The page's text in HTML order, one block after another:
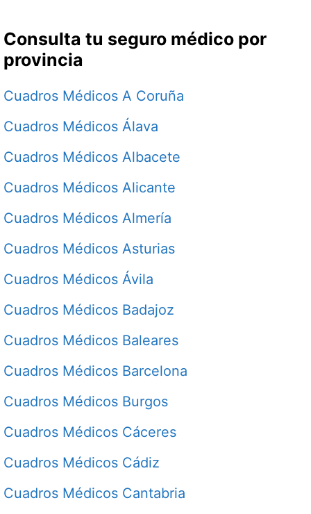
Consulta tu seguro médico por
provincia
Cuadros Médicos A Coruña
Cuadros Médicos Álava
Cuadros Médicos Albacete
Cuadros Médicos Alicante
Cuadros Médicos Almería
Cuadros Médicos Asturias
Cuadros Médicos Ávila
Cuadros Médicos Badajoz
Cuadros Médicos Baleares
Cuadros Médicos Barcelona
Cuadros Médicos Burgos
Cuadros Médicos Cáceres
Cuadros Médicos Cádiz
Cuadros Médicos Cantabria